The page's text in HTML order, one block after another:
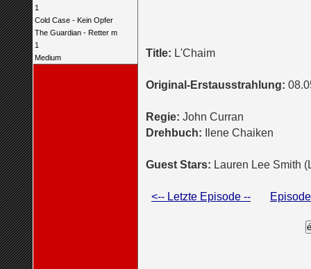
1
Cold Case - Kein Opfer
The Guardian - Retter m
1
Medium
Title: L'Chaim
Original-Erstausstrahlung:
Regie: John Curran
Drehbuch: Ilene Chaiken
Guest Stars: Lauren Lee Smith
<-- Letzte Episode --